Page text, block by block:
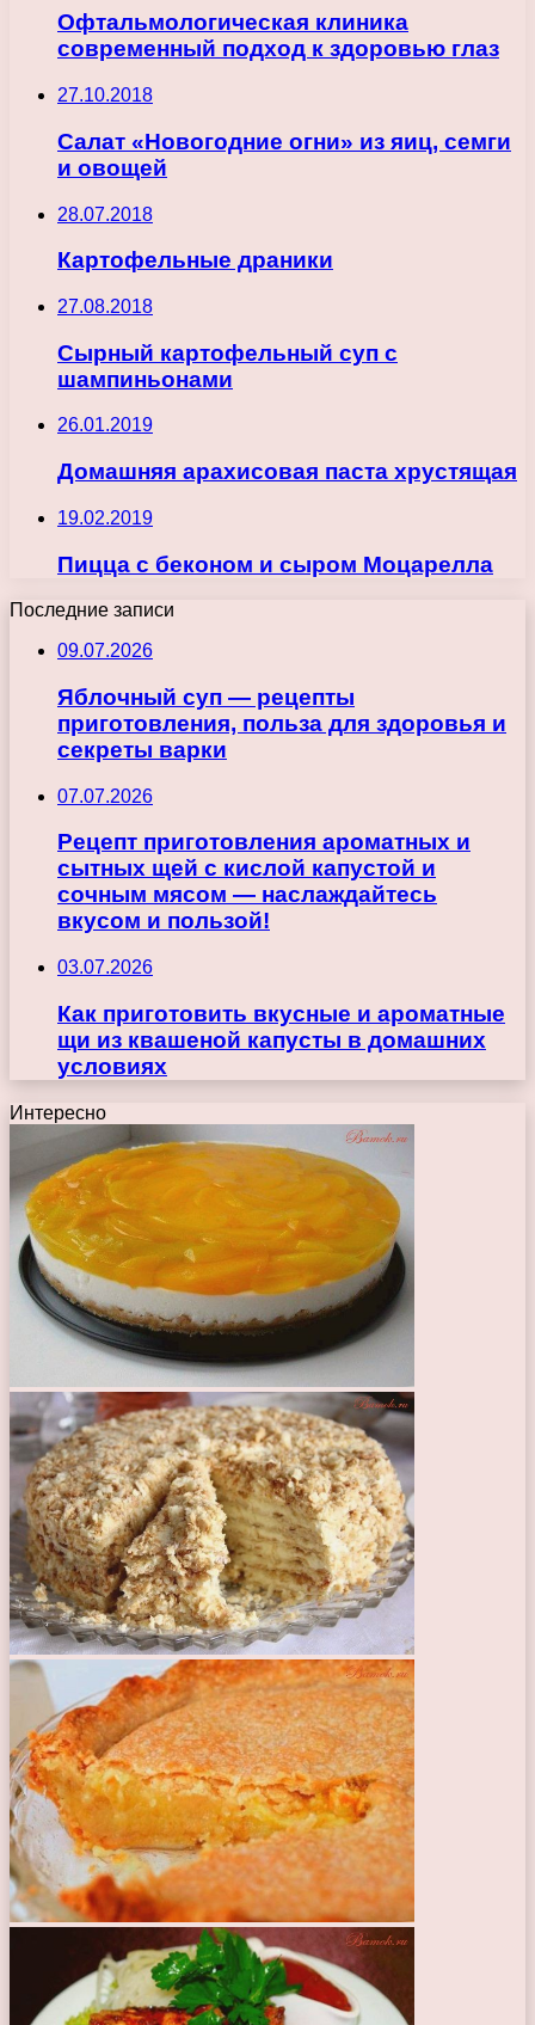
Офтальмологическая клиника
современный подход к здоровью глаз
27.10.2018
Салат «Новогодние огни» из яиц, семги
и овощей
28.07.2018
Картофельные драники
27.08.2018
Сырный картофельный суп с
шампиньонами
26.01.2019
Домашняя арахисовая паста хрустящая
19.02.2019
Пицца с беконом и сыром Моцарелла
Последние записи
09.07.2026
Яблочный суп — рецепты
приготовления, польза для здоровья и
секреты варки
07.07.2026
Рецепт приготовления ароматных и
сытных щей с кислой капустой и
сочным мясом — наслаждайтесь
вкусом и пользой!
03.07.2026
Как приготовить вкусные и ароматные
щи из квашеной капусты в домашних
условиях
Интересно